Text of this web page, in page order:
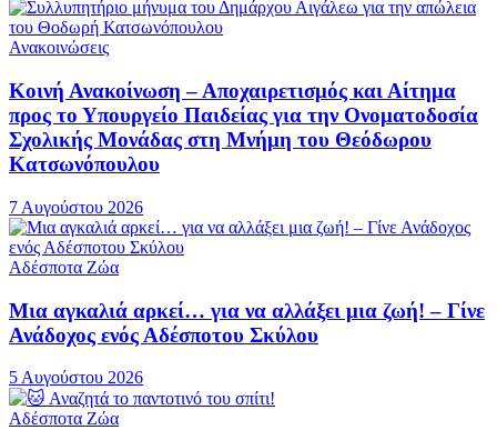
Ανακοινώσεις
Κοινή Ανακοίνωση – Αποχαιρετισμός και Αίτημα
προς το Υπουργείο Παιδείας για την Ονοματοδοσία
Σχολικής Μονάδας στη Μνήμη του Θεόδωρου
Κατσωνόπουλου
7 Αυγούστου 2026
Αδέσποτα Ζώα
Μια αγκαλιά αρκεί… για να αλλάξει μια ζωή! – Γίνε
Ανάδοχος ενός Αδέσποτου Σκύλου
5 Αυγούστου 2026
Αδέσποτα Ζώα